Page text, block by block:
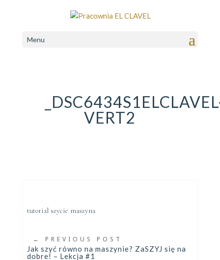
Menu
VERT2
tutorial szycie maszyna
← PREVIOUS POST
Jak szyć równo na maszynie? ZaSZYJ się na
dobre! – Lekcja #1